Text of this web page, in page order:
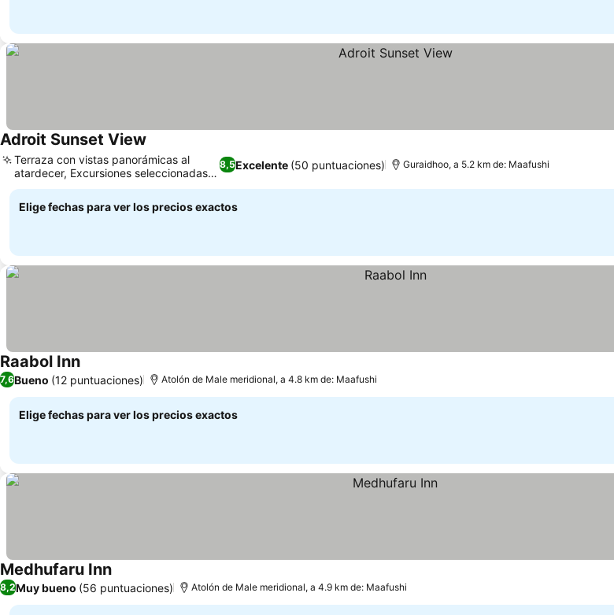
Adroit Sunset View
8,5Excelente (50 puntuaciones)
Terraza con vistas panorámicas al
atardecer, Excursiones seleccionadas
por la isla
Guraidhoo, a 5.2 km de: Maafushi
Elige fechas para ver los precios exactos
Raabol Inn
7,6Bueno (12 puntuaciones) Atolón de Male meridional, a 4.8 km de: Maafushi
Elige fechas para ver los precios exactos
Medhufaru Inn
8,2Muy bueno (56 puntuaciones) Atolón de Male meridional, a 4.9 km de: Maafushi